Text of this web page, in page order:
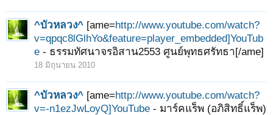
^บัวหลวง^ [ame=http://www.youtube.com/watch?
v=qpqc8lGlhYo&feature=player_embedded]YouTub
e - ธรรมทัศนาจรอิสาน2553 ศูนย์พุทธศรัทธา[/ame]
18 มิถุนายน 2010
^บัวหลวง^ [ame=http://www.youtube.com/watch?
v=-n1ezJwLoyQ]YouTube - มาร์คแร็พ (อภิสิทธิ์แร็พ)